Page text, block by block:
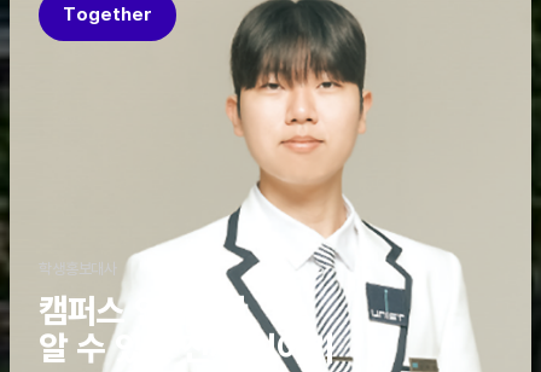
Together
학생홍보대사
캠퍼스 안에서만
알 수 있는 진짜 이야기